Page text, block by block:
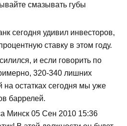
смазывать губы
сегодня удивил инвесторов,
ставку в этом году.
и если говорить по
320-340 лишних
остатках сегодня мы уже
баррелей.
Минск 05 Сен 2010 15:36